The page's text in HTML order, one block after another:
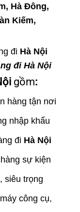
Hà Đông,
Kiếm,
đi Hà Nội
đi Hà Nội
gồm:
hàng tận nơi
nhập khẩu
đi Hà Nội
sự kiện
siêu trọng
công cụ,